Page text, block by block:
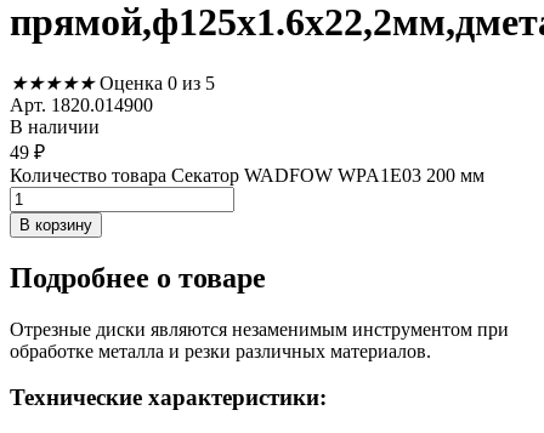
★★★★★ Оценка 0 из 5
Арт. 1820.014900
В наличии
49 ₽
Количество товара Секатор WADFOW WPA1E03 200 мм
В корзину
Подробнее о товаре
Отрезные диски являются незаменимым инструментом при
обработке металла и резки различных материалов.
Технические характеристики: